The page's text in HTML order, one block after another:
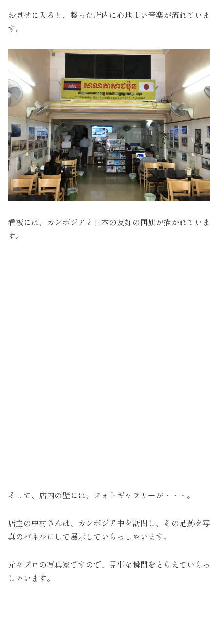
お見せに入ると、整った店内に心地よい音楽が流れていま
す。
看板には、カンボジアと日本の友好の国旗が描かれていま
す。
そして、店内の壁には、フォトギャラリーが・・・。
店主の中村さんは、カンボジア中を訪問し、その足跡を写
真のパネルにして展示していらっしゃいます。
元々プロの写真家ですので、見事な瞬間をとらえていらっ
しゃいます。